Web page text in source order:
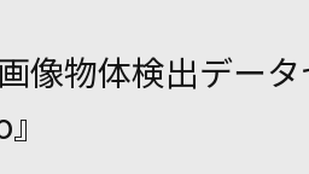
像物体検出デー